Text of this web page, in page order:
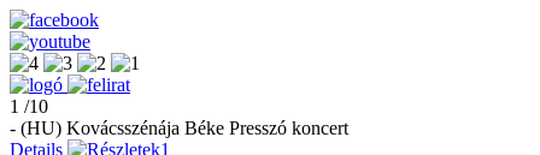
1 /10
- (HU) Kovácsszénája Béke Presszó koncert
Details